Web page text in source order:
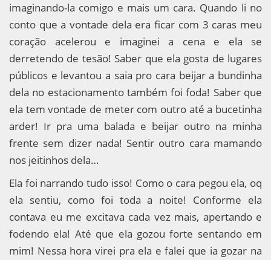
imaginando-la comigo e mais um cara. Quando li no
conto que a vontade dela era ficar com 3 caras meu
coração acelerou e imaginei a cena e ela se
derretendo de tesão! Saber que ela gosta de lugares
públicos e levantou a saia pro cara beijar a bundinha
dela no estacionamento também foi foda! Saber que
ela tem vontade de meter com outro até a bucetinha
arder! Ir pra uma balada e beijar outro na minha
frente sem dizer nada! Sentir outro cara mamando
nos jeitinhos dela…
Ela foi narrando tudo isso! Como o cara pegou ela, oq
ela sentiu, como foi toda a noite! Conforme ela
contava eu me excitava cada vez mais, apertando e
fodendo ela! Até que ela gozou forte sentando em
mim! Nessa hora virei pra ela e falei que ia gozar na